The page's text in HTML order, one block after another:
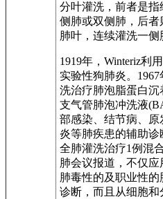
分叶灌洗，前者是
侧肺或双侧肺，后
肺叶，连续灌洗一侧
1919年，Winteriz利
实验性狗肺炎。
洗治疗肺泡脂蛋白沉
支气管肺泡冲洗液
部感染、结节病、
炎等肺疾患的辅助诊
全肺灌洗治疗1例混
肺会议报道，不仅
肺毒性的及职业性
诊断，而且从细胞